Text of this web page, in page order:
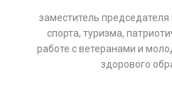
заместитель
спорта, туризма,
работе с ветеранами и
здорового